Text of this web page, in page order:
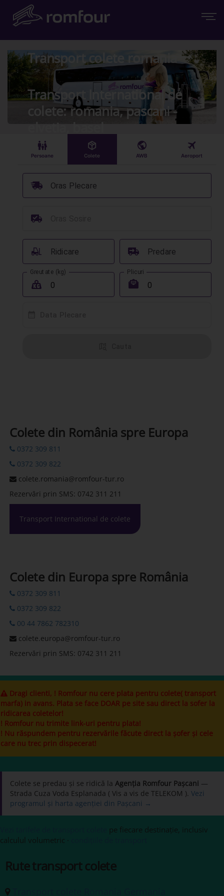
Transport colete romania
Transport International de
colete: romania, pascani -
elvetia, basel
󱠣
Persoane
󰏗
Colete
󰇧
AWB
󰀝
Aeroport
Oras Plecare
󰞈
󰳔
Ridicare
󰟉 Predare
󰔾
Greutate (kg)
󰖢
Plicuri
󰾱
Colete din România spre Europa
0372 309 811
0372 309 822
colete.romania@romfour-tur.ro
Rezervări prin SMS: 0742 311 211
Transport International de colete
Colete din Europa spre România
0372 309 811
0372 309 822
00 44 7862 782310
colete.europa@romfour-tur.ro
Rezervări prin SMS: 0742 311 211
Dragi clienti, ! Romfour nu cere plata pentru colete( transport
marfa) in avans. Plata se face DOAR pe site sau direct la sofer la
ridicarea coletelor!
! Romfour nu trimite link-uri pentru plata!
! Nu răspundem pentru rezervările făcute direct la șofer și cele
care nu trec prin dispecerat!
Colete se predau și se ridică la Agenția Romfour Pașcani —
Strada Cuza Voda Esplanada ( Vis a vis de TELEKOM ). Vezi
programul și harta agenției din Pașcani →
pe fiecare destinație, inclusiv
calculul volumetric ·
Rute transport colete